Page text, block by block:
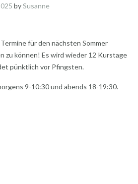
bySusanne
für den nächsten Sommer
zu können! Es wird wieder 12 Kurstage
pünktlich vor Pfingsten.
9-10:30 und abends 18-19:30.